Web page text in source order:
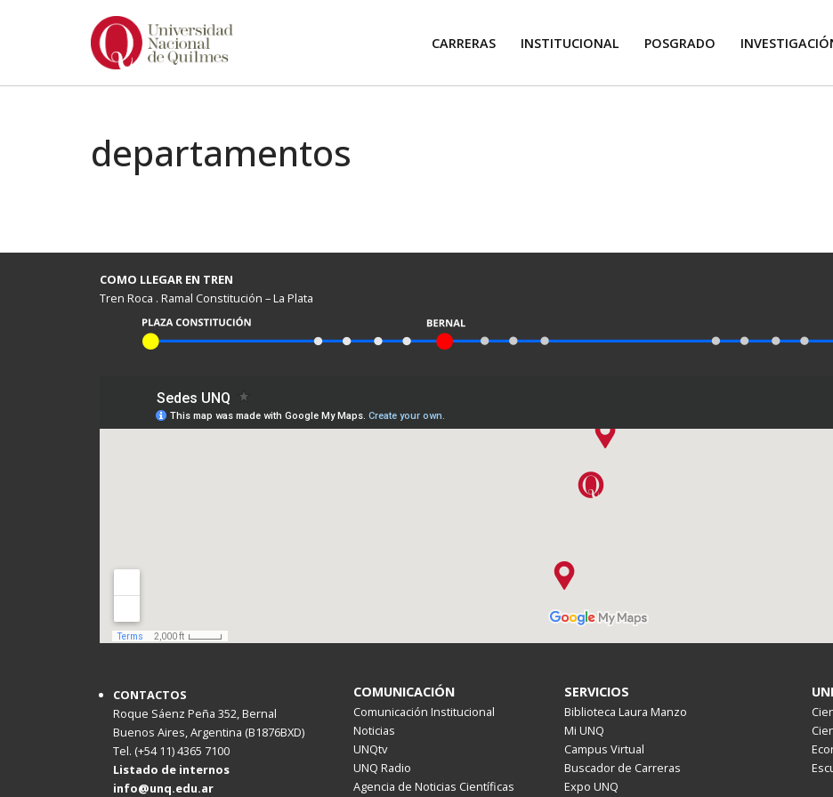
CARRERAS INSTITUCIONAL POSGRADO
departamentos
COMO LLEGAR EN TREN
Tren Roca . Ramal Constitución – La Plata
CONTACTOS
Roque Sáenz Peña 352, Bernal
Buenos Aires, Argentina (B1876BXD)
Tel. (+54 11) 4365 7100
Listado de internos
info@unq.edu.ar
COMUNICACIÓN
Comunicación Institucional
Noticias
UNQtv
UNQ Radio
Agencia de Noticias Científicas
SERVICIOS
Biblioteca Laura Manzo
Mi UNQ
Campus Virtual
Buscador de Carreras
Expo UNQ